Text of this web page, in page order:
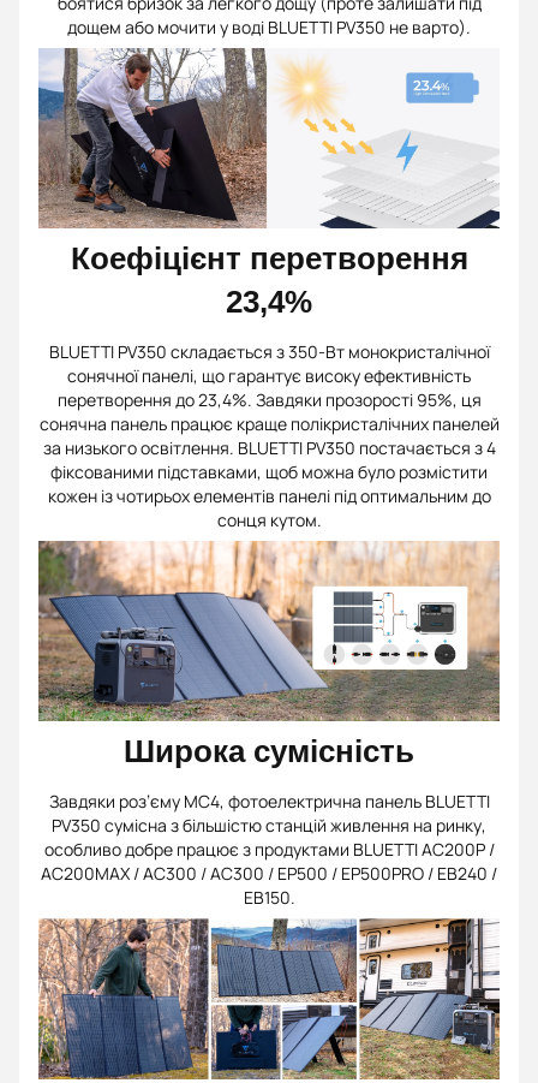
дощем або мочити у воді BLUETTI PV350 не варто).
Коефіцієнт перетворення
23,4%
BLUETTI PV350 складається з 350-Вт монокристалічної
сонячної панелі, що гарантує високу ефективність
перетворення до 23,4%. Завдяки прозорості 95%, ця
сонячна панель працює краще полікристалічних панелей
за низького освітлення. BLUETTI PV350 постачається з 4
фіксованими підставками, щоб можна було розмістити
кожен із чотирьох елементів панелі під оптимальним до
сонця кутом.
Широка сумісність
Завдяки роз’єму MC4, фотоелектрична панель BLUETTI
PV350 сумісна з більшістю станцій живлення на ринку,
особливо добре працює з продуктами BLUETTI AC200P /
AC200MAX / AC300 / AC300 / EP500 / EP500PRO / EB240 /
EB150.